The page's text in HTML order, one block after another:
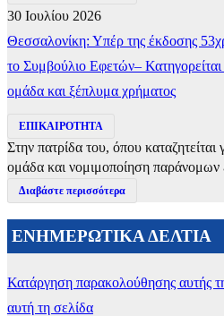
30 Ιουλίου 2026
Θεσσαλονίκη: Υπέρ της έκδοσης
το Συμβούλιο Εφετών– Κατηγορείται
ομάδα και ξέπλυμα χρήματος
ΕΠΙΚΑΙΡΟΤΗΤΑ
Στην πατρίδα του, όπου καταζητείται
ομάδα και νομιμοποίηση
Διαβάστε περισσότερα
ΕΝΗΜΕΡΩΤΙΚΑ ΔΕΛΤΙΑ
Κατάργηση παρακολούθησης αυτής
αυτή τη σελίδα